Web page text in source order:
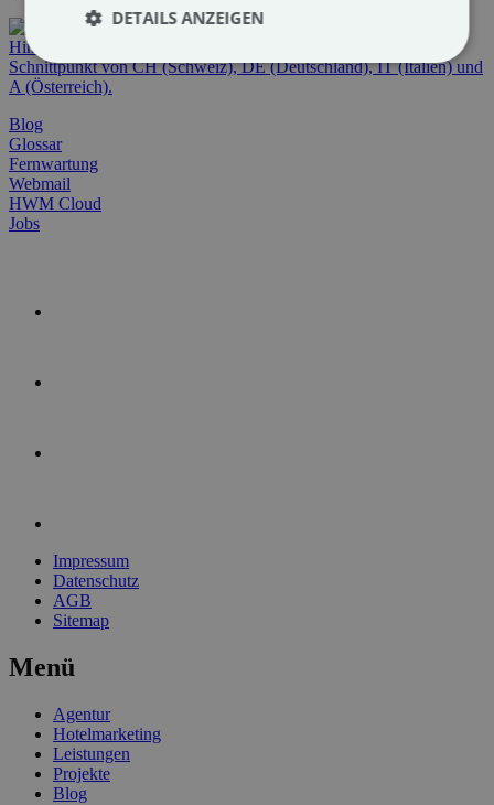
Blog
Glossar
Fernwartung
Webmail
HWM Cloud
Jobs
Impressum
Datenschutz
AGB
Sitemap
Menü
Agentur
Hotelmarketing
Leistungen
Projekte
Blog
DETAILS ANZEIGEN